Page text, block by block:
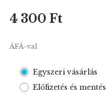
4 300 Ft
ÁFÁ-val
Egyszeri vásárlás
Előfizetés és mentés